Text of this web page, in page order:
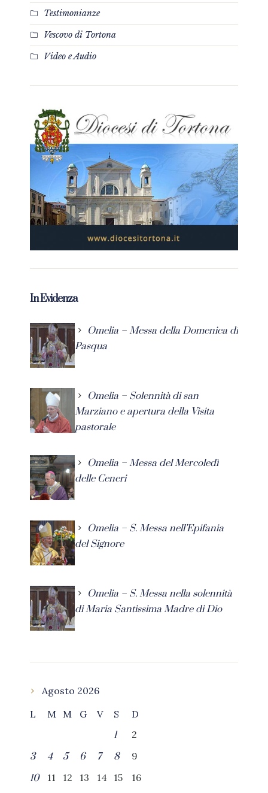
Testimonianze
Vescovo di Tortona
Video e Audio
In Evidenza
Omelia – Messa della Domenica di
Pasqua
Omelia – Solennità di san
Marziano e apertura della Visita
pastorale
Omelia – Messa del Mercoledì
delle Ceneri
Omelia – S. Messa nell’Epifania
del Signore
Omelia – S. Messa nella solennità
di Maria Santissima Madre di Dio
Agosto 2026
L
M M G V S
D
1
2
3
4 5 6 7 8
9
10
11 12 13 14 15
16